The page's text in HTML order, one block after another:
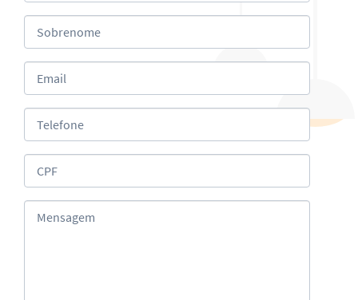
Sobrenome
Email
Telefone
CPF
Mensagem